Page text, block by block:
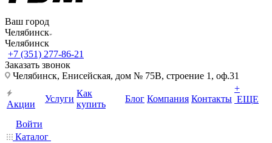
Ваш город
Челябинск
Челябинск
+7 (351) 277-86-21
Заказать звонок
Челябинск, Енисейская, дом № 75В, строение 1, оф.31
Акции
Услуги
Как
купить
Блог Компания Контакты
+
ЕЩЕ
Войти
Каталог